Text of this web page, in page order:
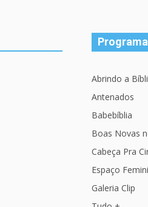
Abrindo a
Antenados
Babebíblia
Boas Novas
Cabeça Pra
Espaço
Galeria Clip